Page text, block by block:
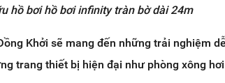
hồ bơi hồ bơi infinity tràn bờ dài 24m
Khởi sẽ mang đến những trải nghiệm
trang thiết bị hiện đại như phòng xông